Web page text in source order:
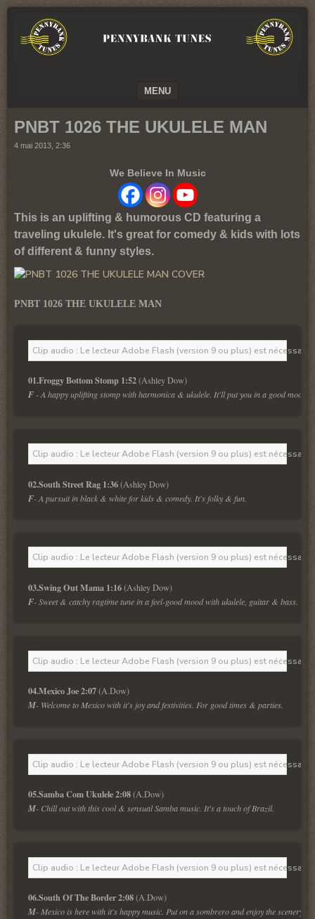
PENNYBANK
TUNES
believe
MENU
PNBT 1026 THE UKULELE MAN
4 mai 2013, 2:36
We Believe In Music
This is an uplifting & humorous CD featuring a
traveling ukulele. It's great for comedy & kids with lots
of different & funny styles.
PNBT 1026 THE UKULELE MAN
Clip audio : Le lecteur Adobe Flash (version 9 ou plus) est
01.Froggy Bottom Stomp 1:52 (Ashley Dow)
F - A happy uplifting stomp with harmonica & ukulele. It'll put you in a good mood.
Clip audio : Le lecteur Adobe Flash (version 9 ou plus) est
02.South Street Rag 1:36 (Ashley Dow)
F- A pursuit in black & white for kids & comedy. It's folky & fun.
Clip audio : Le lecteur Adobe Flash (version 9 ou plus) est
03.Swing Out Mama 1:16 (Ashley Dow)
F- Sweet & catchy ragtime tune in a feel-good mood with ukulele, guitar & bass.
Clip audio : Le lecteur Adobe Flash (version 9 ou plus) est
04.Mexico Joe 2:07 (A.Dow)
M- Welcome to Mexico with it's joy and festivities. For good times & parties.
Clip audio : Le lecteur Adobe Flash (version 9 ou plus) est
05.Samba Com Ukulele 2:08 (A.Dow)
M- Chill out with this cool & sensual Samba music. It's a touch of Brazil.
Clip audio : Le lecteur Adobe Flash (version 9 ou plus) est
06.South Of The Border 2:08 (A.Dow)
M- Mexico is here with it's happy music. Put on a sombrero and enjoy the scenery.